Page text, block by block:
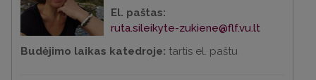
El. paštas:
ruta.sileikyte-zukiene@flf.vu.lt
Budėjimo laikas katedroje: tartis el. paštu